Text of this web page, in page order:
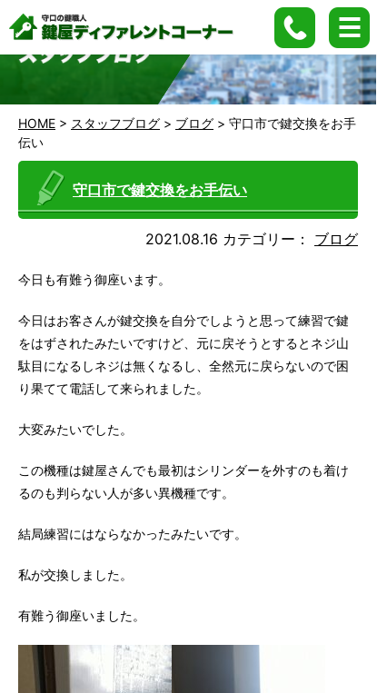
HOME > スタッフブログ > ブログ > 守口市で鍵交換をお手
伝い
守口市で鍵交換をお手伝い
2021.08.16 カテゴリー： ブログ
今日も有難う御座います。
今日はお客さんが鍵交換を自分でしようと思って練習で鍵
をはずされたみたいですけど、元に戻そうとするとネジ山
駄目になるしネジは無くなるし、全然元に戻らないので困
り果てて電話して来られました。
大変みたいでした。
この機種は鍵屋さんでも最初はシリンダーを外すのも着け
るのも判らない人が多い異機種です。
結局練習にはならなかったみたいです。
私が交換しました。
有難う御座いました。